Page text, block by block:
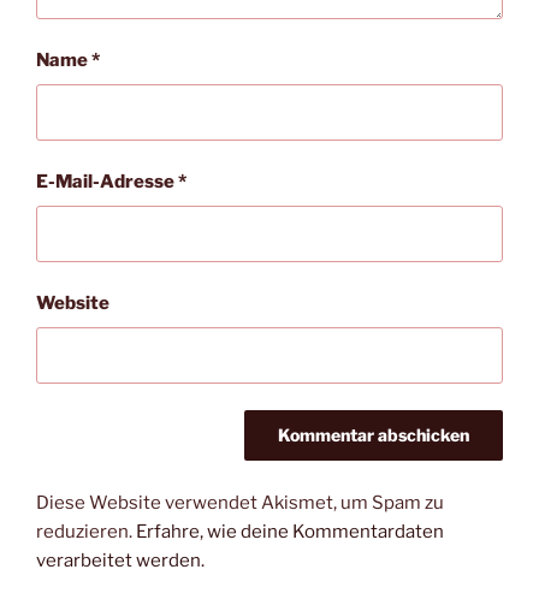
Name*
E-Mail-Adresse*
Website
Diese Website verwendet Akismet, um Spam zu
reduzieren. Erfahre, wie deine Kommentardaten
verarbeitet werden.